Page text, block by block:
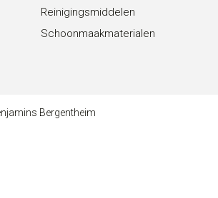
Reinigingsmiddelen
Schoonmaakmaterialen
Bergentheim